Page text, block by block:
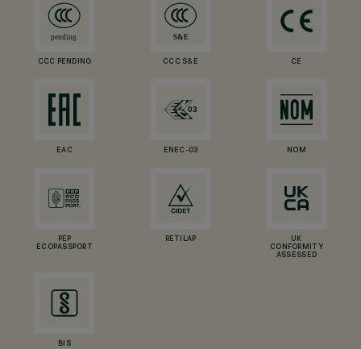
CCC PENDING CCC S&E CE
EAC ENEC-03 NOM
PEP
ECOPASSPORT
RETILAP
UK
CONFORMITY
ASSESSED
BIS